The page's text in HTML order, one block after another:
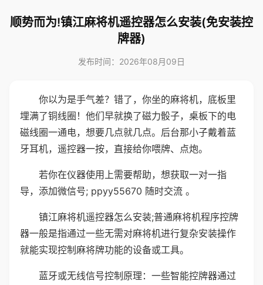
顺势而为!镇江麻将机遥控器怎么安装(免安装控
牌器)
发布时间：2026年08月09日
你以为是手气差？错了，你坐的麻将机，底板里
埋满了铜线圈！他们早就换了磁力骰子，桌板下的电
磁线圈一通电，想要几点就几点。后台那小子戴着蓝
牙耳机，遥控器一按，直接给你喂牌、点炮。
若你在仪器使用上需要帮助，想获取一对一指
导，添加微信号; ppyy55670 随时交流 。
镇江麻将机遥控器怎么安装;普通麻将机程序控牌
器一般是指通过一些无需对麻将机进行复杂安装操作
就能实现控制麻将牌功能的设备或工具。
蓝牙或无线信号控制原理：一些智能控牌器通过